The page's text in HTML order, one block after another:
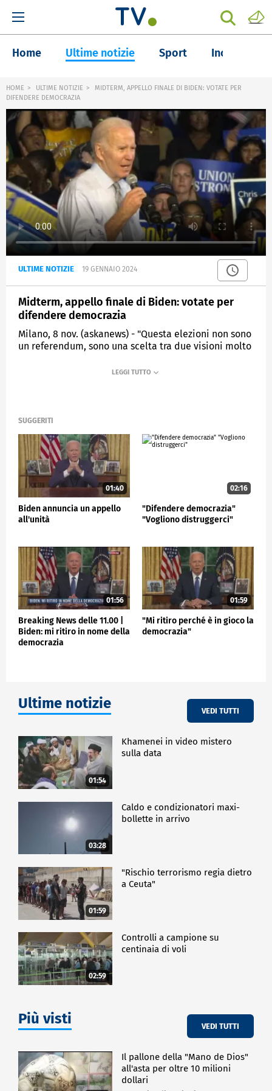
Home Ultime notizie Sport Inchieste
HOME ULTIME NOTIZIE
MIDTERM, APPELLO FINALE DI BIDEN: VOTATE PER
DIFENDERE DEMOCRAZIA
ULTIME NOTIZIE 19 GENNAIO 2024
Midterm, appello finale di Biden: votate per
difendere democrazia
Milano, 8 nov. (askanews) - "Questa elezioni non sono
un referendum, sono una scelta tra due visioni molto
Joe Biden, nel suo ultimo comizio nel Maryland
ESTERI
SUGGERITI
01:40
Biden annuncia un appello
all'unità
02:16
"Difendere democrazia"
"Vogliono distruggerci"
01:56
Breaking News delle 11.00 |
Biden: mi ritiro in nome della
democrazia
01:59
"Mi ritiro perché è in gioco la
democrazia"
Ultime notizie VEDI TUTTI
01:54
Khamenei in video mistero
sulla data
03:28
Caldo e condizionatori maxi-
bollette in arrivo
01:59
"Rischio terrorismo regia dietro
a Ceuta"
02:59
Controlli a campione su
centinaia di voli
Più visti VEDI TUTTI
Il pallone della "Mano de Dios"
all'asta per oltre 10 milioni
dollari